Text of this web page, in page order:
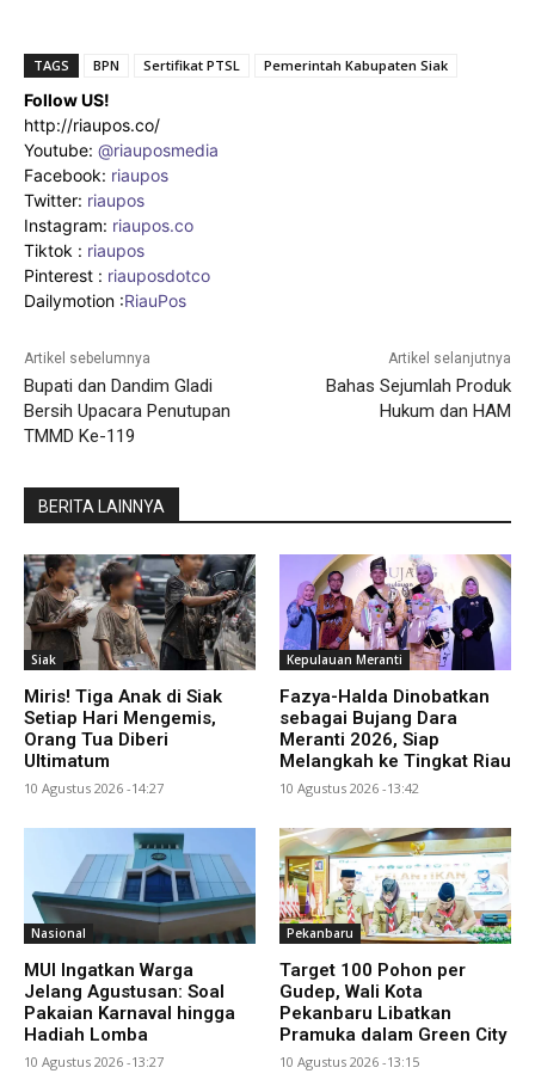
TAGS BPN Sertifikat PTSL Pemerintah Kabupaten Siak
Follow US!
http://riaupos.co/
Youtube: @riauposmedia
Facebook: riaupos
Twitter: riaupos
Instagram: riaupos.co
Tiktok : riaupos
Pinterest : riauposdotco
Dailymotion :RiauPos
Artikel sebelumnya
Bupati dan Dandim Gladi
Bersih Upacara Penutupan
TMMD Ke-119
Artikel selanjutnya
Bahas Sejumlah Produk
Hukum dan HAM
BERITA LAINNYA
Siak
Miris! Tiga Anak di Siak
Setiap Hari Mengemis,
Orang Tua Diberi
Ultimatum
10 Agustus 2026 -14:27
Kepulauan Meranti
Fazya-Halda Dinobatkan
sebagai Bujang Dara
Meranti 2026, Siap
Melangkah ke Tingkat Riau
10 Agustus 2026 -13:42
Nasional
MUI Ingatkan Warga
Jelang Agustusan: Soal
Pakaian Karnaval hingga
Hadiah Lomba
10 Agustus 2026 -13:27
Pekanbaru
Target 100 Pohon per
Gudep, Wali Kota
Pekanbaru Libatkan
Pramuka dalam Green City
10 Agustus 2026 -13:15